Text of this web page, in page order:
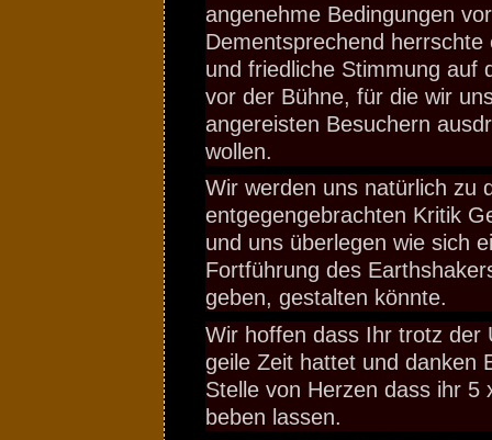
angenehme Bedingungen
Dementsprechend herrschte
und friedliche Stimmung auf
vor der Bühne, für die wir
angereisten Besuchern
wollen.
Wir werden uns natürlich zu
entgegengebrachten Kritik
und uns überlegen wie sich
Fortführung des
geben, gestalten könnte.
Wir hoffen dass Ihr trotz der
geile Zeit hattet und danken
Stelle von Herzen dass ihr 5
beben lassen.